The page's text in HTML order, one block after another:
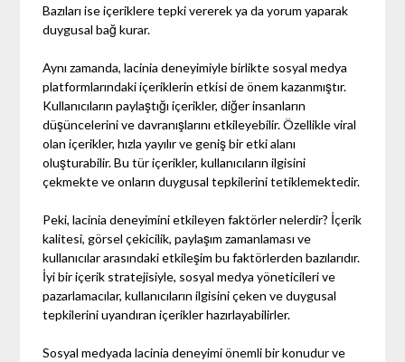
Bazıları ise içeriklere tepki vererek ya da yorum yaparak
duygusal bağ kurar.
Aynı zamanda, lacinia deneyimiyle birlikte sosyal medya
platformlarındaki içeriklerin etkisi de önem kazanmıştır.
Kullanıcıların paylaştığı içerikler, diğer insanların
düşüncelerini ve davranışlarını etkileyebilir. Özellikle viral
olan içerikler, hızla yayılır ve geniş bir etki alanı
oluşturabilir. Bu tür içerikler, kullanıcıların ilgisini
çekmekte ve onların duygusal tepkilerini tetiklemektedir.
Peki, lacinia deneyimini etkileyen faktörler nelerdir? İçerik
kalitesi, görsel çekicilik, paylaşım zamanlaması ve
kullanıcılar arasındaki etkileşim bu faktörlerden bazılarıdır.
İyi bir içerik stratejisiyle, sosyal medya yöneticileri ve
pazarlamacılar, kullanıcıların ilgisini çeken ve duygusal
tepkilerini uyandıran içerikler hazırlayabilirler.
Sosyal medyada lacinia deneyimi önemli bir konudur ve